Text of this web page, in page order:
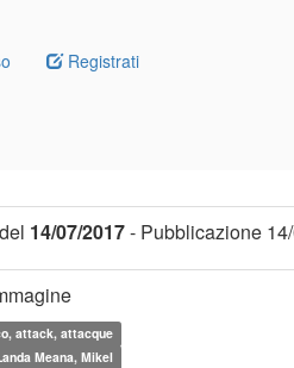
Registrati
14/07/2017- Pubblicazione
attack, attacque
Meana, Mikel